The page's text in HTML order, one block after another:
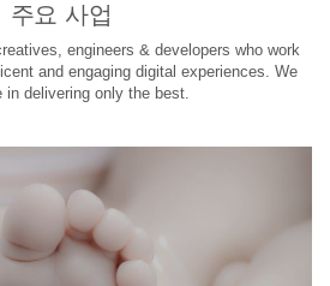
주요 사업
engineers & developers who work
and engaging digital experiences. We
in delivering only the best.